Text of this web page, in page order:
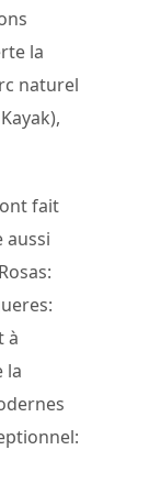
la
naturel
fait
aussi
à
la